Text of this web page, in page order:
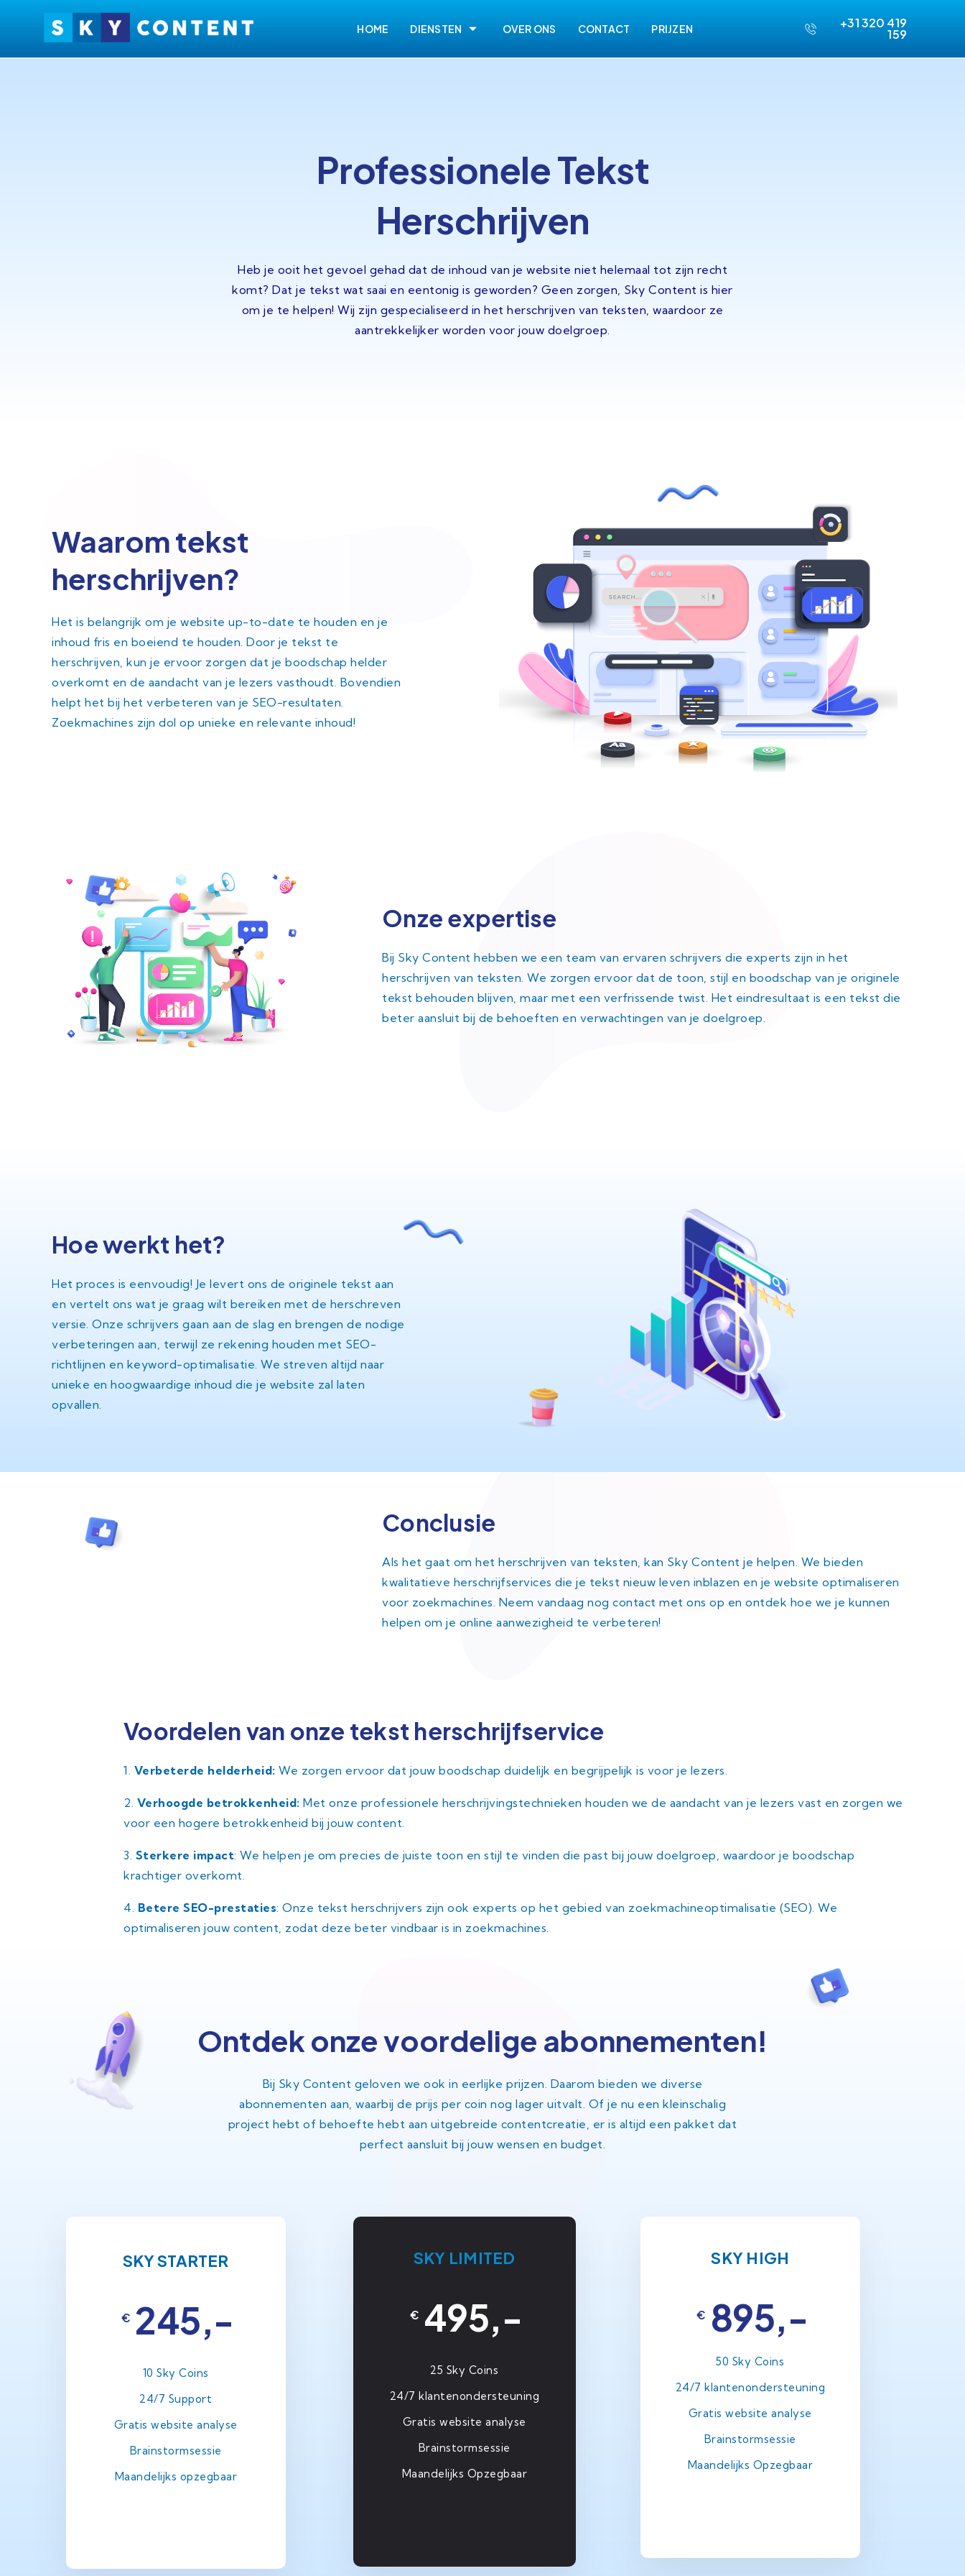
HOME DIENSTEN OVER ONS CONTACT PRIJZEN +31 320 419
159
Professionele Tekst
Herschrijven
Heb je ooit het gevoel gehad dat de inhoud van je website niet helemaal tot zijn recht
komt? Dat je tekst wat saai en eentonig is geworden? Geen zorgen, Sky Content is hier
om je te helpen! Wij zijn gespecialiseerd in het herschrijven van teksten, waardoor ze
aantrekkelijker worden voor jouw doelgroep.
Waarom tekst
herschrijven?
Het is belangrijk om je website up-to-date te houden en je
inhoud fris en boeiend te houden. Door je tekst te
herschrijven, kun je ervoor zorgen dat je boodschap helder
overkomt en de aandacht van je lezers vasthoudt. Bovendien
helpt het bij het verbeteren van je SEO-resultaten.
Zoekmachines zijn dol op unieke en relevante inhoud!
Onze expertise
Bij Sky Content hebben we een team van ervaren schrijvers die experts zijn in het
herschrijven van teksten. We zorgen ervoor dat de toon, stijl en boodschap van je originele
tekst behouden blijven, maar met een verfrissende twist. Het eindresultaat is een tekst die
beter aansluit bij de behoeften en verwachtingen van je doelgroep.
Hoe werkt het?
Het proces is eenvoudig! Je levert ons de originele tekst aan
en vertelt ons wat je graag wilt bereiken met de herschreven
versie. Onze schrijvers gaan aan de slag en brengen de nodige
verbeteringen aan, terwijl ze rekening houden met SEO-
richtlijnen en keyword-optimalisatie. We streven altijd naar
unieke en hoogwaardige inhoud die je website zal laten
opvallen.
Conclusie
Als het gaat om het herschrijven van teksten, kan Sky Content je helpen. We bieden
kwalitatieve herschrijfservices die je tekst nieuw leven inblazen en je website optimaliseren
voor zoekmachines. Neem vandaag nog contact met ons op en ontdek hoe we je kunnen
helpen om je online aanwezigheid te verbeteren!
Voordelen van onze tekst herschrijfservice
1. Verbeterde helderheid: We zorgen ervoor dat jouw boodschap duidelijk en begrijpelijk is voor je lezers.
2. Verhoogde betrokkenheid: Met onze professionele herschrijvingstechnieken houden we de aandacht van je lezers vast en zorgen we
voor een hogere betrokkenheid bij jouw content.
3. Sterkere impact: We helpen je om precies de juiste toon en stijl te vinden die past bij jouw doelgroep, waardoor je boodschap
krachtiger overkomt.
4. Betere SEO-prestaties: Onze tekst herschrijvers zijn ook experts op het gebied van zoekmachineoptimalisatie (SEO). We
optimaliseren jouw content, zodat deze beter vindbaar is in zoekmachines.
Ontdek onze voordelige abonnementen!
Bij Sky Content geloven we ook in eerlijke prijzen. Daarom bieden we diverse
abonnementen aan, waarbij de prijs per coin nog lager uitvalt. Of je nu een kleinschalig
project hebt of behoefte hebt aan uitgebreide contentcreatie, er is altijd een pakket dat
perfect aansluit bij jouw wensen en budget.
SKY STARTER
€ 245,-
10 Sky Coins
24/7 Support
Gratis website analyse
Brainstormsessie
Maandelijks opzegbaar
SKY LIMITED
€ 495,-
25 Sky Coins
24/7 klantenondersteuning
Gratis website analyse
Brainstormsessie
Maandelijks Opzegbaar
SKY HIGH
€ 895,-
50 Sky Coins
24/7 klantenondersteuning
Gratis website analyse
Brainstormsessie
Maandelijks Opzegbaar